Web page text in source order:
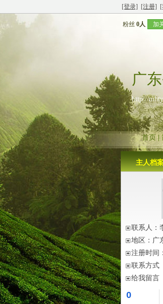
[登录] [注册]
粉丝 0人 加
广
http://
首页 |
主人档
联系人：
地区： 广
注册时间：
联系方式
给我留言
0